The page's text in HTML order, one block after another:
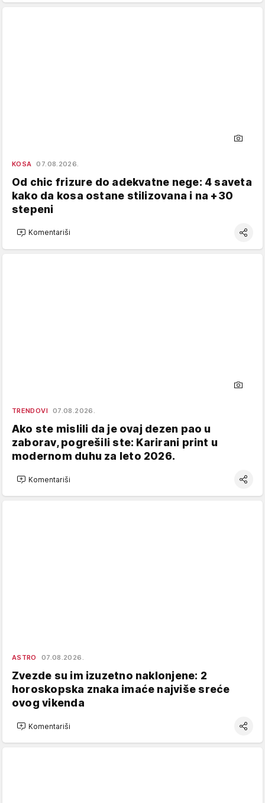
KOSA 07.08.2026.
Od chic frizure do adekvatne nege: 4 saveta
kako da kosa ostane stilizovana i na +30
stepeni
Komentariši
TRENDOVI 07.08.2026.
Ako ste mislili da je ovaj dezen pao u
zaborav, pogrešili ste: Karirani print u
modernom duhu za leto 2026.
Komentariši
ASTRO 07.08.2026.
Zvezde su im izuzetno naklonjene: 2
horoskopska znaka imaće najviše sreće
ovog vikenda
Komentariši